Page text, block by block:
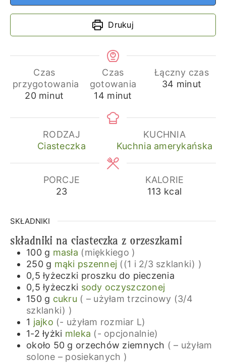
Drukuj
Czas
przygotowania
20minuty
minut
Czas
gotowania
14minuty
minut
Łączny czas
34 minuty
minut
RODZAJ
Ciasteczka
KUCHNIA
Kuchnia amerykańska
PORCJE
23
KALORIE
113 kcal
SKŁADNIKI
składniki na ciasteczka z orzeszkami
100 g masła (miękkiego )
250 g mąki pszennej ((1 i 2/3 szklanki) )
0,5 łyżeczki proszku do pieczenia
0,5 łyżeczki sody oczyszczonej
150 g cukru ( – użyłam trzcinowy (3/4
szklanki) )
1 jajko (- użyłam rozmiar L)
1-2 łyżki mleka (- opcjonalnie)
około 50 g orzechów ziemnych ( – użyłam
solone – posiekanych )